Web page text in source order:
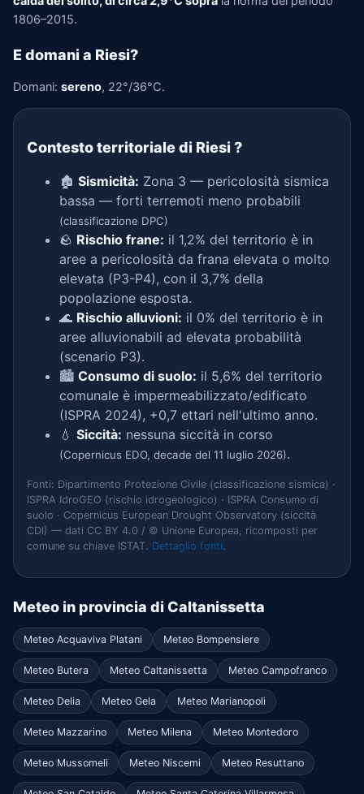
1806–2015.
E domani a Riesi?
Domani: sereno, 22°/36°C.
Contesto territoriale di Riesi ?
🏚️ Sismicità: Zona 3 — pericolosità sismica
bassa — forti terremoti meno probabili
(classificazione DPC)
🪨 Rischio frane: il 1,2% del territorio è in
aree a pericolosità da frana elevata o molto
elevata (P3-P4), con il 3,7% della
popolazione esposta.
🌊 Rischio alluvioni: il 0% del territorio è in
aree alluvionabili ad elevata probabilità
(scenario P3).
🏙️ Consumo di suolo: il 5,6% del territorio
comunale è impermeabilizzato/edificato
(ISPRA 2024), +0,7 ettari nell'ultimo anno.
💧 Siccità: nessuna siccità in corso
(Copernicus EDO, decade del 11 luglio 2026).
Fonti: Dipartimento Protezione Civile (classificazione sismica) ·
ISPRA IdroGEO (rischio idrogeologico) · ISPRA Consumo di
suolo · Copernicus European Drought Observatory (siccità
CDI) — dati CC BY 4.0 / © Unione Europea, ricomposti per
comune su chiave ISTAT. Dettaglio fonti.
Meteo in provincia di Caltanissetta
Meteo Acquaviva Platani Meteo Bompensiere
Meteo Butera Meteo Caltanissetta Meteo Campofranco
Meteo Delia Meteo Gela Meteo Marianopoli
Meteo Mazzarino Meteo Milena Meteo Montedoro
Meteo Mussomeli Meteo Niscemi Meteo Resuttano